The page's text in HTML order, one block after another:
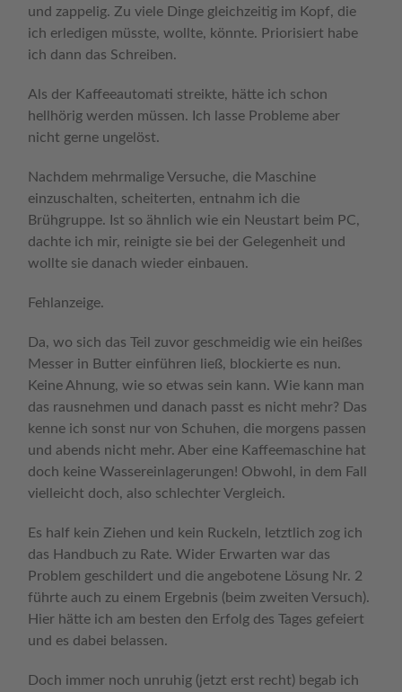
und zappelig. Zu viele Dinge gleichzeitig im Kopf, die
ich erledigen müsste, wollte, könnte. Priorisiert habe
ich dann das Schreiben.
Als der Kaffeeautomati streikte, hätte ich schon
hellhörig werden müssen. Ich lasse Probleme aber
nicht gerne ungelöst.
Nachdem mehrmalige Versuche, die Maschine
einzuschalten, scheiterten, entnahm ich die
Brühgruppe. Ist so ähnlich wie ein Neustart beim PC,
dachte ich mir, reinigte sie bei der Gelegenheit und
wollte sie danach wieder einbauen.
Fehlanzeige.
Da, wo sich das Teil zuvor geschmeidig wie ein heißes
Messer in Butter einführen ließ, blockierte es nun.
Keine Ahnung, wie so etwas sein kann. Wie kann man
das rausnehmen und danach passt es nicht mehr? Das
kenne ich sonst nur von Schuhen, die morgens passen
und abends nicht mehr. Aber eine Kaffeemaschine hat
doch keine Wassereinlagerungen! Obwohl, in dem Fall
vielleicht doch, also schlechter Vergleich.
Es half kein Ziehen und kein Ruckeln, letztlich zog ich
das Handbuch zu Rate. Wider Erwarten war das
Problem geschildert und die angebotene Lösung Nr. 2
führte auch zu einem Ergebnis (beim zweiten Versuch).
Hier hätte ich am besten den Erfolg des Tages gefeiert
und es dabei belassen.
Doch immer noch unruhig (jetzt erst recht) begab ich